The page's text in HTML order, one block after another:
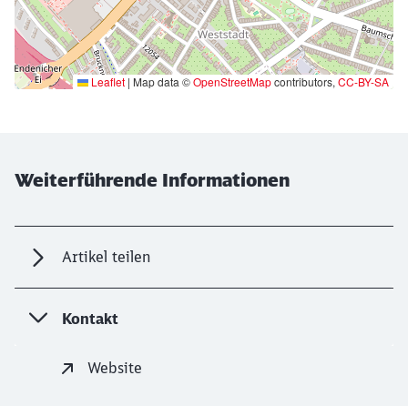
Leaflet | Map data ©OpenStreetMapcontributors, CC-BY-SA
Weiterführende Informationen
Artikel teilen
Kontakt
Website